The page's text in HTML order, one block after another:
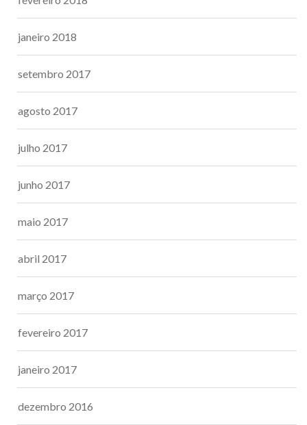
janeiro 2018
setembro 2017
agosto 2017
julho 2017
junho 2017
maio 2017
abril 2017
março 2017
fevereiro 2017
janeiro 2017
dezembro 2016